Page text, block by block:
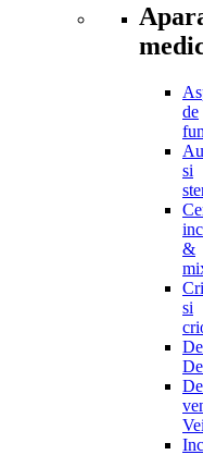
de
si
&
si